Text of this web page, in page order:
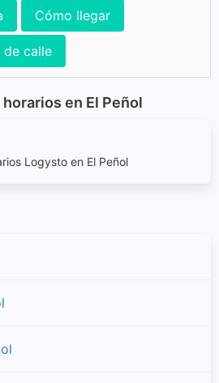
Cómo llegar
de calle
en El Peñol
Logysto en El Peñol